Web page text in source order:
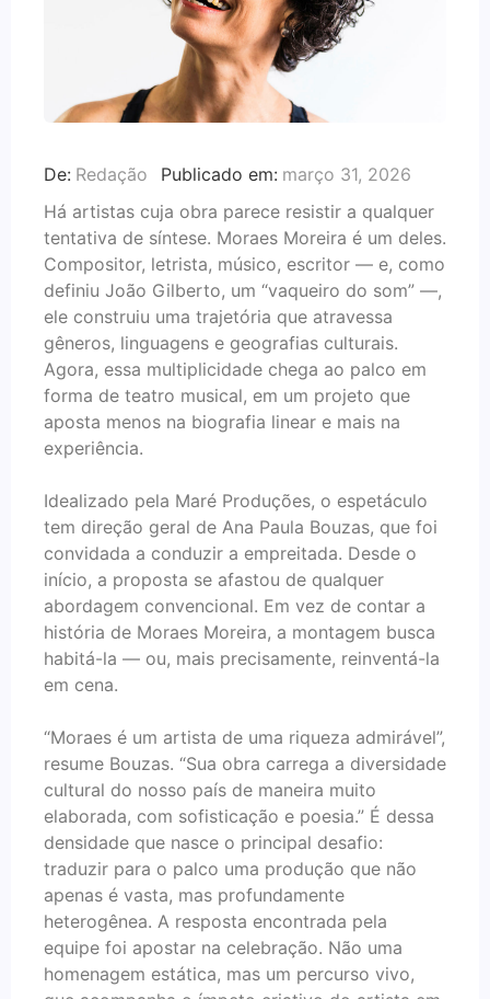
De: Redação Publicado em: março 31, 2026
Há artistas cuja obra parece resistir a qualquer
tentativa de síntese. Moraes Moreira é um deles.
Compositor, letrista, músico, escritor — e, como
definiu João Gilberto, um “vaqueiro do som” —,
ele construiu uma trajetória que atravessa
gêneros, linguagens e geografias culturais.
Agora, essa multiplicidade chega ao palco em
forma de teatro musical, em um projeto que
aposta menos na biografia linear e mais na
experiência.
Idealizado pela Maré Produções, o espetáculo
tem direção geral de Ana Paula Bouzas, que foi
convidada a conduzir a empreitada. Desde o
início, a proposta se afastou de qualquer
abordagem convencional. Em vez de contar a
história de Moraes Moreira, a montagem busca
habitá-la — ou, mais precisamente, reinventá-la
em cena.
“Moraes é um artista de uma riqueza admirável”,
resume Bouzas. “Sua obra carrega a diversidade
cultural do nosso país de maneira muito
elaborada, com sofisticação e poesia.” É dessa
densidade que nasce o principal desafio:
traduzir para o palco uma produção que não
apenas é vasta, mas profundamente
heterogênea. A resposta encontrada pela
equipe foi apostar na celebração. Não uma
homenagem estática, mas um percurso vivo,